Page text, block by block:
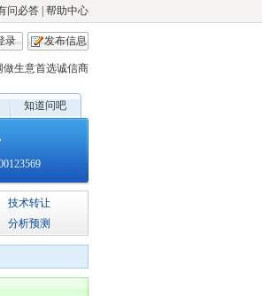
问必答 帮助中心
录 发布信息
做生意首选诚信商
知道问吧
技术转让
分析预测